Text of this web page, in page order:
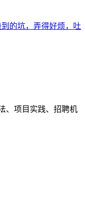
的坑，弄得好烦，吐
、项目实践、招聘机